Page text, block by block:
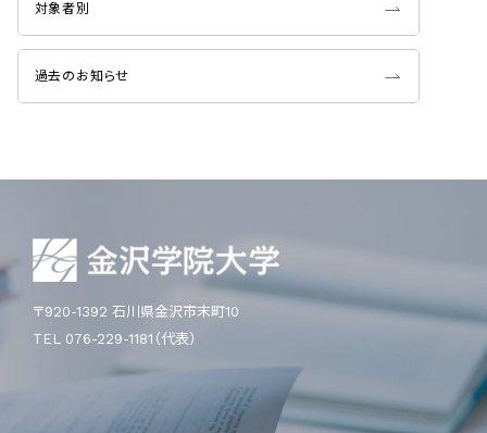
対象者別
過去のお知らせ
〒920-1392 石川県金沢市末町10
TEL 076-229-1181（代表）